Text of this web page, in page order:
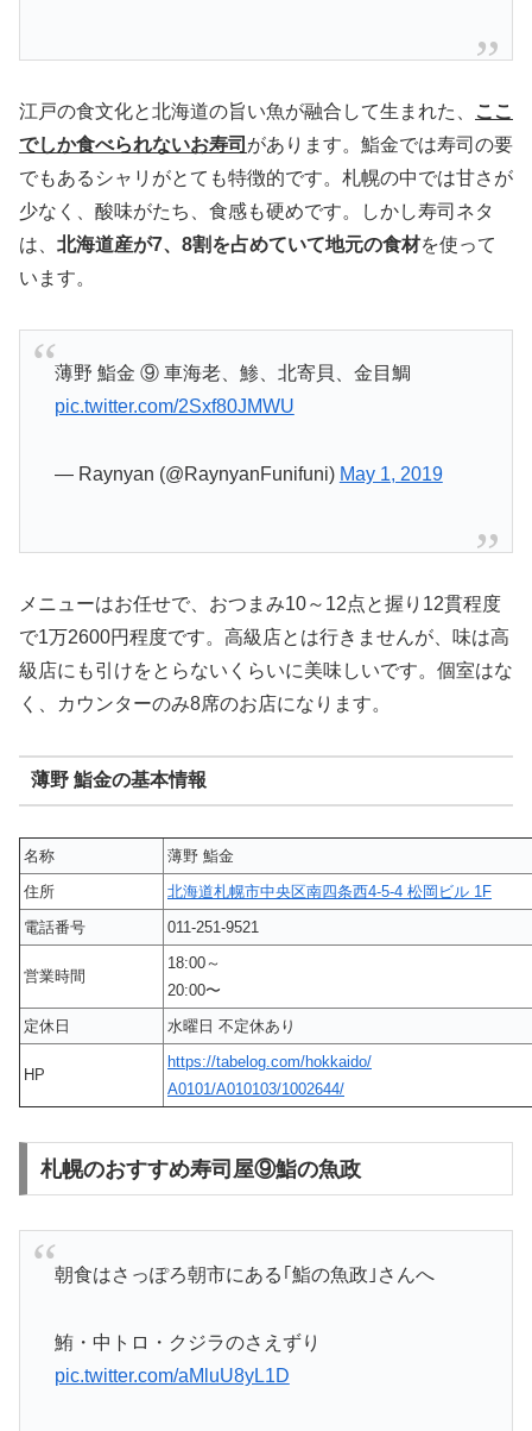
江戸の食文化と北海道の旨い魚が融合して生まれた、
ここ
でしか食べられないお寿司 があります。鮨金では寿司の要
でもあるシャリがとても特徴的です。札幌の中では甘さが
少なく、酸味がたち、食感も硬めです。しかし寿司ネタ
は、 北海道産が7、8割を占めていて地元の食材を使って
います。
薄野 鮨金 ⑨ 車海老、鯵、北寄貝、金目鯛
pic.twitter.com/2Sxf80JMWU
— Raynyan (@RaynyanFunifuni) May 1, 2019
メニューはお任せで、おつまみ10～12点と握り12貫程度
で1万2600円程度です。高級店とは行きませんが、味は高
級店にも引けをとらないくらいに美味しいです。個室はな
く、カウンターのみ8席のお店になります。
薄野 鮨金の基本情報
名称
薄野 鮨金
住所
北海道札幌市中央区南四条西4-5-4 松岡ビル 1F
電話番号
011-251-9521
営業時間
18:00～
20:00〜
定休日
水曜日 不定休あり
HP
https://tabelog.com/hokkaido/
A0101/A010103/1002644/
札幌のおすすめ寿司屋⑨鮨の魚政
朝食はさっぽろ朝市にある｢鮨の魚政｣さんへ
鮪・中トロ・クジラのさえずり
pic.twitter.com/aMluU8yL1D